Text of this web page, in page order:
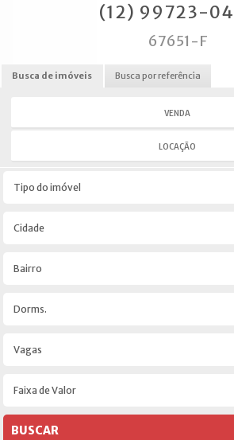
(12) 99723-
67651-F
Busca de imóveis Busca por referência
VENDA
LOCAÇÃO